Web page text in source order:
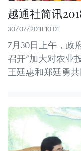
越通社简讯
30/07/2018 10:01
7月30日上午，政
召开“加大对农业
王廷惠和郑廷勇共